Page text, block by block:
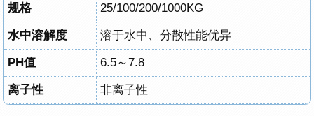
规格 25/100/200/1000KG
水中溶解度 溶于水中、分散性能优异
PH值 6.5～7.8
离子性 非离子性